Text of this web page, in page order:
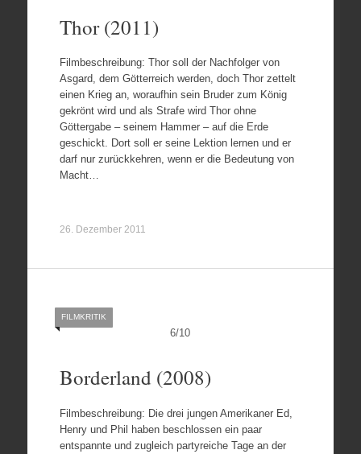
Thor (2011)
Filmbeschreibung: Thor soll der Nachfolger von
Asgard, dem Götterreich werden, doch Thor zettelt
einen Krieg an, woraufhin sein Bruder zum König
gekrönt wird und als Strafe wird Thor ohne
Göttergabe – seinem Hammer – auf die Erde
geschickt. Dort soll er seine Lektion lernen und er
darf nur zurückkehren, wenn er die Bedeutung von
Macht…
26. Dezember 2011
6/10
FILMKRITIK
Borderland (2008)
Filmbeschreibung: Die drei jungen Amerikaner Ed,
Henry und Phil haben beschlossen ein paar
entspannte und zugleich partyreiche Tage an der